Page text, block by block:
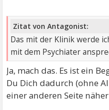
Zitat von Antagonist:
Das mit der Klinik werde
mit dem Psychiater
Ja, mach das. Es ist ein
Du Dich dadurch (ohne
einer anderen Seite